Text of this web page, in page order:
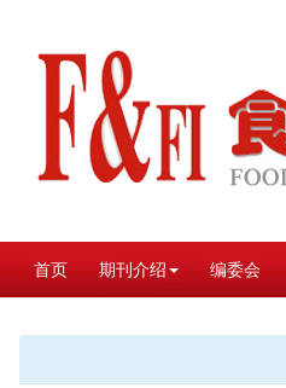
首页 期刊介绍 编委会